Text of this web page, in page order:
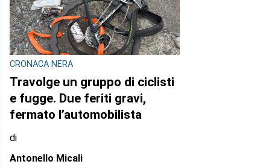
CRONACA NERA
Travolge un gruppo di ciclisti
e fugge. Due feriti gravi,
fermato l’automobilista
di
Antonello Micali